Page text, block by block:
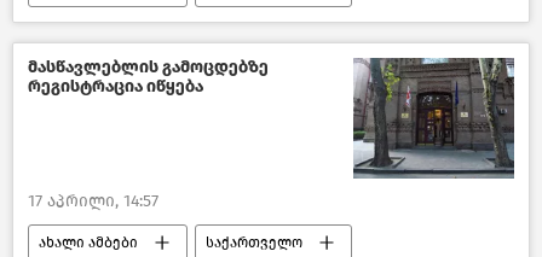
საქართველოს შინაგან საქმეთა სამინისტრო
შემთხვევები საქართველოში
შემთხვევები
საქართველოს რეგიონები
მასწავლებლის გამოცდებზე
რეგისტრაცია იწყება
17 აპრილი, 14:57
ახალი ამბები საქართველო